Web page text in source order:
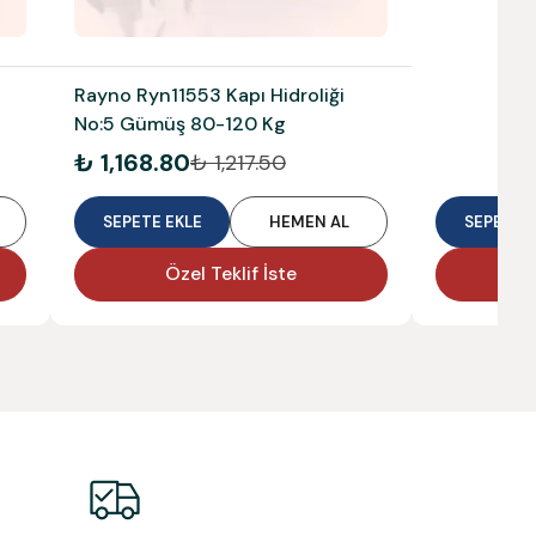
Rayno Ryn11553 Kapı Hidroliği
No:5 Gümüş 80-120 Kg
₺ 1,168.80₺ 1,217.50
SEPETE EKLE HEMEN AL
Özel Teklif İste
SEPETE